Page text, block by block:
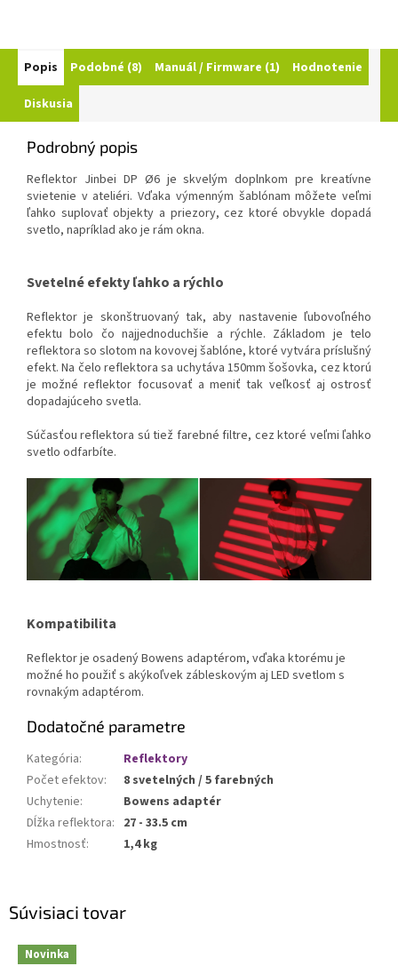
Súvisiaci tovar
Novinka
Popis Podobné (8) Manuál / Firmware (1) Hodnotenie
Diskusia
Podrobný popis
Reflektor Jinbei DP Ø6 je skvelým doplnkom pre kreatívne
svietenie v ateliéri. Vďaka výmenným šablónam môžete veľmi
ľahko suplovať objekty a priezory, cez ktoré obvykle dopadá
svetlo, napríklad ako je rám okna.
Svetelné efekty ľahko a rýchlo
Reflektor je skonštruovaný tak, aby nastavenie ľubovoľného
efektu bolo čo najjednoduchšie a rýchle. Základom je telo
reflektora so slotom na kovovej šablóne, ktoré vytvára príslušný
efekt. Na čelo reflektora sa uchytáva 150mm šošovka, cez ktorú
je možné reflektor focusovať a meniť tak veľkosť aj ostrosť
dopadajúceho svetla.
Súčasťou reflektora sú tiež farebné filtre, cez ktoré veľmi ľahko
svetlo odfarbíte.
Kompatibilita
Reflektor je osadený Bowens adaptérom, vďaka ktorému je
možné ho použiť s akýkoľvek zábleskovým aj LED svetlom s
rovnakým adaptérom.
Dodatočné parametre
Kategória:
Reflektory
Počet efektov:
8 svetelných / 5 farebných
Uchytenie:
Bowens adaptér
Dĺžka reflektora: 27 - 33.5 cm
Hmostnosť: 1,4 kg